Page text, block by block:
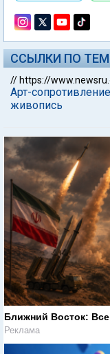
ССЫЛКИ ПО
// https://
Арт-
живопись
Ближний Восток:
Реклама